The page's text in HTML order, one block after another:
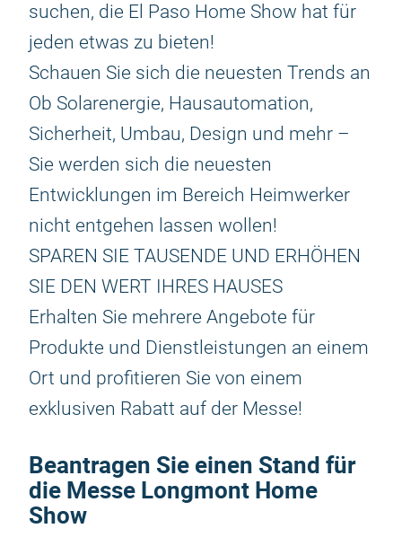
suchen, die El Paso Home Show hat für
jeden etwas zu bieten!
Schauen Sie sich die neuesten Trends an
Ob Solarenergie, Hausautomation,
Sicherheit, Umbau, Design und mehr –
Sie werden sich die neuesten
Entwicklungen im Bereich Heimwerker
nicht entgehen lassen wollen!
SPAREN SIE TAUSENDE UND ERHÖHEN
SIE DEN WERT IHRES HAUSES
Erhalten Sie mehrere Angebote für
Produkte und Dienstleistungen an einem
Ort und profitieren Sie von einem
exklusiven Rabatt auf der Messe!
Beantragen Sie einen Stand für
die Messe Longmont Home
Show